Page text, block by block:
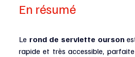
En résumé
Le rond de serviette ourson
rapide et très accessible,